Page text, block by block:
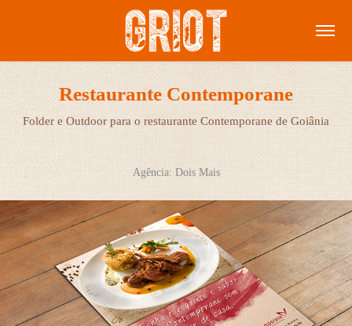
Restaurante Contemporane
Folder e Outdoor para o restaurante Contemporane de Goiânia
Agência: Dois Mais